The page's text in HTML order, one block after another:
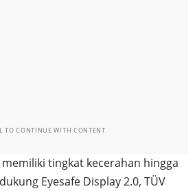
TO CONTINUE WITH CONTENT
memiliki tingkat kecerahan hingga
Eyesafe Display 2.0, TÜV